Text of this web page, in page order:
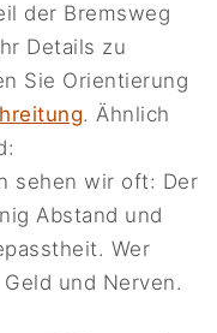
der Bremsweg
Details zu
Sie Orientierung
. Ähnlich
sehen wir oft: Der
Abstand und
Wer
und Nerven.